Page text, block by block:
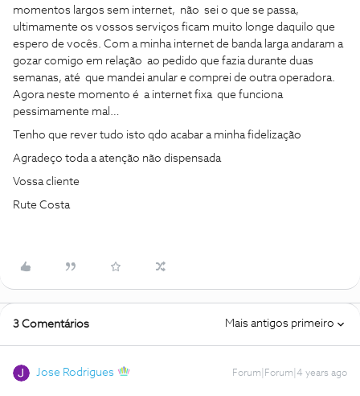
momentos largos sem internet, não sei o que se passa,
ultimamente os vossos serviços ficam muito longe daquilo que
espero de vocês. Com a minha internet de banda larga andaram a
gozar comigo em relação ao pedido que fazia durante duas
semanas, até que mandei anular e comprei de outra operadora.
Agora neste momento é a internet fixa que funciona
pessimamente mal…
Tenho que rever tudo isto qdo acabar a minha fidelização
Agradeço toda a atenção não dispensada
Vossa cliente
Rute Costa
3 Comentários Mais antigos primeiro
Jose Rodrigues Forum|Forum|4 years ago